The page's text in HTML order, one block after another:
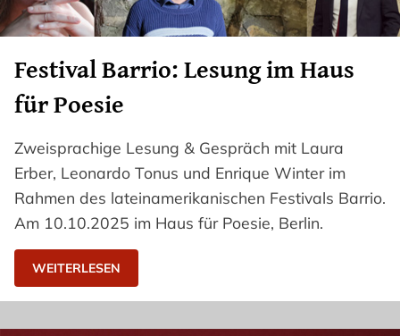
Festival Barrio: Lesung im Haus
für Poesie
Zweisprachige Lesung & Gespräch mit Laura
Erber, Leonardo Tonus und Enrique Winter im
Rahmen des lateinamerikanischen Festivals Barrio.
Am 10.10.2025 im Haus für Poesie, Berlin.
WEITERLESEN